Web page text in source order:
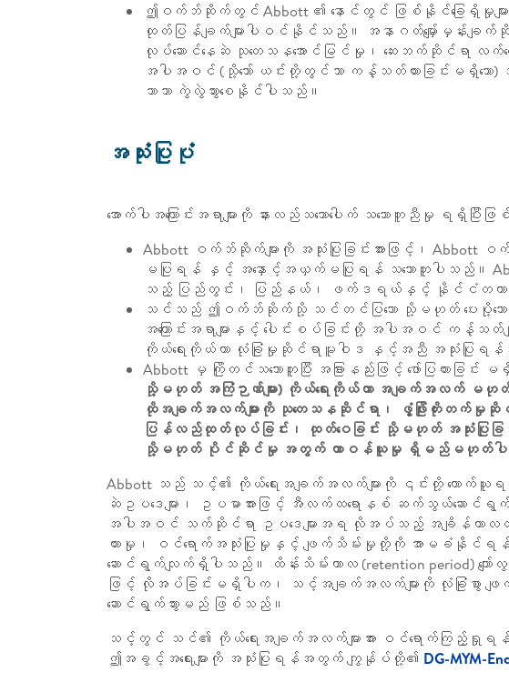
ဤဝက်ဘ်ဆိုက်တွင် Abbott ၏ နောင်တွင် ဖြစ်နိုင်ခြေရှိမှုများ နှ
ထုတ်ပြန်ချက်များပါဝင်နိုင်သည်။ အနာဂတ်မျှော်မှန်းချက်ဆို
လုပ်ဆောင်နေဆဲ သုတေသနအောင်မြင်မှု၊ ဆေးဘက်ဆိုင်ရာ လက်တွေ့
အပါအဝင် (သို့သော် ယင်းတို့တွင်သာ ကန့်သတ်ထားခြင်းမရှိသော)
သာသာ ကွဲလွဲသွားစေနိုင်ပါသည်။
အသုံးပြုပုံ
အောက်ပါအကြောင်းအရာများကို နားလည်သဘောပေါက် သဘောတူညီမှု ရရှိပြီး
Abbott ဝက်ဘ်ဆိုက်များကို အသုံးပြုခြင်းအားဖြင့်၊ Abbott
မပြုရန် နှင့် အနှောင့်အယှက်မပြုရန် သဘောတူပါသည်။
သည့် ပြည်တွင်း၊ ပြည်နယ်၊ ဖက်ဒရယ်နှင့် နိုင်ငံတကာဥပဒ
သင်သည် ဤဝက်ဘ်ဆိုက်သို့ သင်တင်ပြသော သို့မဟုတ် ပေးပို့သော အကြေ
အကြောင်းအရာများနှင့် ပေါင်းစပ်ခြင်းတို့ အပါအဝင် က
ကိုယ်ရေးကိုယ်တာ လုံခြုံမှုဆိုင်ရာမူဝါဒ နှင့်အညီ အသုံးပြုရန်
Abbott မှ ကြိုတင်သဘောတူပြီး အခြားနည်းဖြင့် ဖော်ပြထားခြင်း
သို့မဟုတ် အကြံဉာဏ်များ) ကိုယ်ရေးကိုယ်တာ အချက်အလက် မ
ထိုအချက်အလက်များကို သုတေသနဆိုင်ရာ၊ ဖွံ့ဖြိုးတိုးတက်
ပြန်လည်ထုတ်လုပ်ခြင်း၊ ထုတ်ဝေခြင်း သို့မဟုတ် အသုံးပြုခ
သို့မဟုတ် ပိုင်ဆိုင်မှု အတွက် တာဝန်ယူမှု ရှိမည်မဟုတ်ပါ
Abbott သည် သင့်၏ ကိုယ်ရေးအချက်အလက်များကို ၎င်းတို့ က
ဆဲဥပဒေများ၊ ဥပမာအားဖြင့် အီလက်ထရောနစ် ဆက်သွယ်ဆောင်ရွက်ရေ
အပါအဝင် သက်ဆိုင်ရာ ဥပဒေများအရ လိုအပ်သည့် အချိန်ကာလ
ထားမှု၊ ဝင်ရောက်အသုံးပြုမှုနှင့် ဖျက်သိမ်းမှုတို့ကို အာမခံနိုင်ရန်
ဆောင်ရွက်လျက်ရှိပါသည်။ ထိန်းသိမ်းကာလ (retention period)
ဖြင့် လိုအပ်ခြင်းမရှိပါက၊ သင့်အချက်အလက်များကို လုံခြုံစွာ
ဆောင်ရွက်သွားမည် ဖြစ်သည်။
သင့်တွင် သင်၏ ကိုယ်ရေးအချက်အလက်များအား ဝင်ရောက်ကြည့်
ဤအခွင့်အရေးများကို အသုံးပြုရန်အတွက် ကျွန်ုပ်တို့၏ DG-MYM-